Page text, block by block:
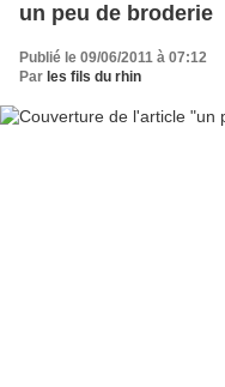
un peu de broderie
Publié le 09/06/2011 à 07:12
Par les fils du rhin